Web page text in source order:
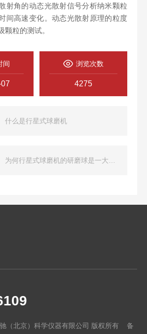
射角的动态光散射信号分析纳米颗粒
间高速变化。动态光散射原理的粒度
颗粒的测试。
间 浏览次数
4275
什么是行星式球磨机
（北京）科学仪器有限公司 版权所有 备